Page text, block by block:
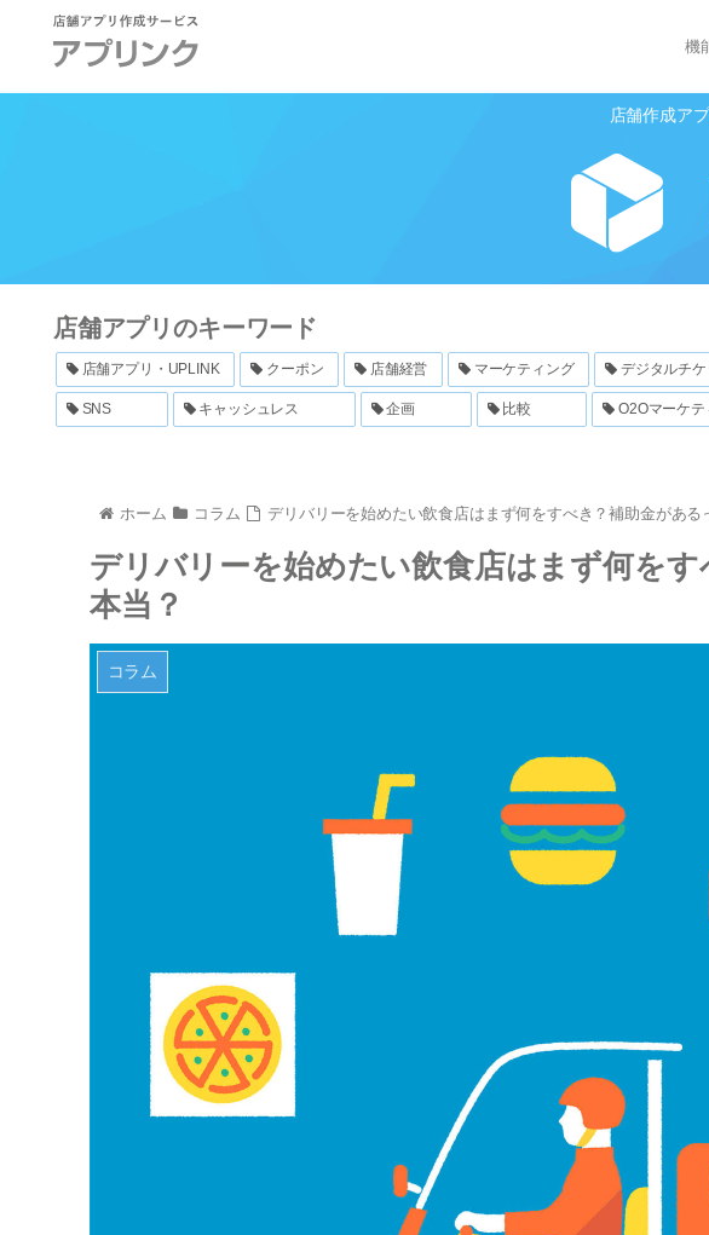
機
店舗作成ア
店舗アプリのキーワード
店舗アプリ・UPLINK クーポン 店舗経営 マーケティング デジタルチ
SNS キャッシュレス 企画 比較 O2Oマーケテ
ホーム コラム デリバリーを始めたい飲食店はまず何をすべき？補助金がある
デリバリーを始めたい飲食店はまず何を
本当？
コラム